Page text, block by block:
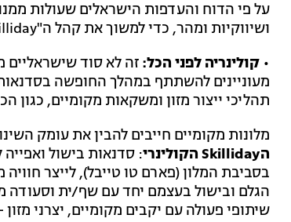
על פי הדוח והעדפות הישראלים שעולות
ושיווקיות ומהר, כדי למשוך את קהל ה"Skilliday".
• קולינריה לפני הכל:
תהליכי ייצור מזון ומשקאות מקומיים, כגון
מלונות מקומיים חייבים להבין את עומק
הSkilliday הקולינרי
: סדנאות בישול
בסביבת המלון (פארם טו טייבל), לייצר
הגלם ובישול בעצמם יחד עם שף/ית וסעודה
שיתופי פעולה עם יקבים מקומיים, יצרני